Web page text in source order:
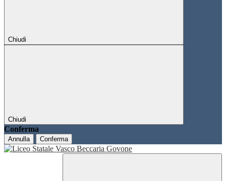
Chiudi
Chiudi
Conferma
Annulla Conferma